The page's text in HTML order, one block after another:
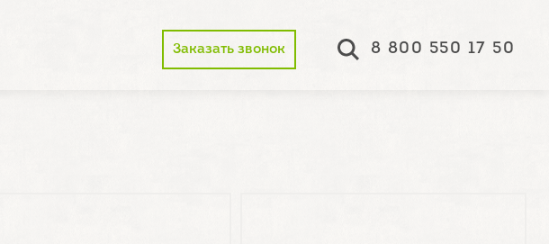
Заказать звонок 8 800 550 17 50